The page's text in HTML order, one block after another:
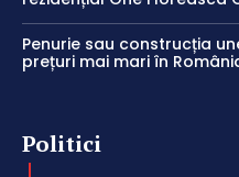
Penurie sau construcția
prețuri mai mari în
Politici